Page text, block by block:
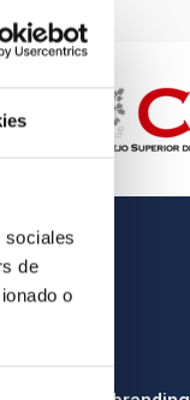
sociales
de
o
OTHER LINKS
Tenders